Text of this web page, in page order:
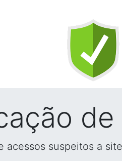
acessos suspeitos a